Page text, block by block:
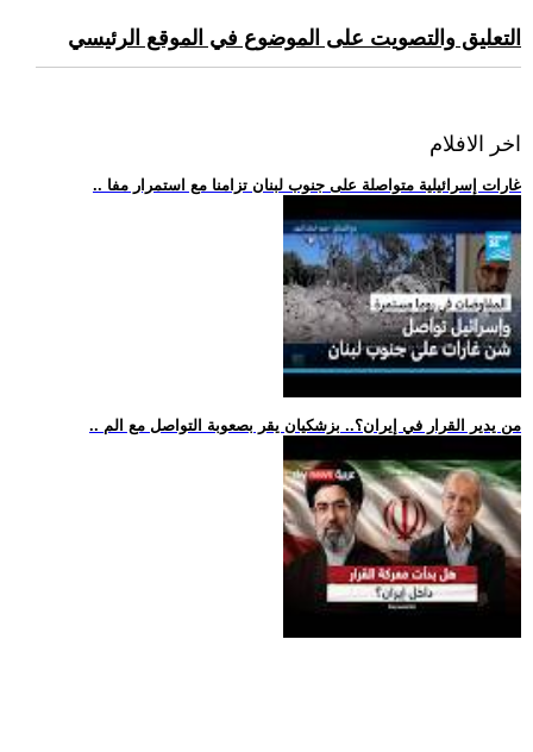
التعليق والتصويت على الموضوع في الموقع الرئيسي
اخر الافلام
.. غارات إسرائيلية متواصلة على جنوب لبنان تزامنا مع استمرار مفا
.. من يدير القرار في إيران؟.. بزشكيان يقر بصعوبة التواصل مع الم